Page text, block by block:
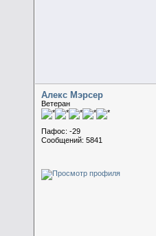
Алекс Мэрсер
Ветеран
Пафос: -29
Сообщений: 5841